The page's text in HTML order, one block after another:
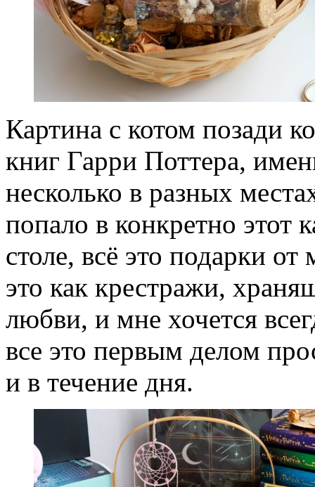
Картина с котом позади
книг Гарри Поттера,
несколько в разных
попало в конкретно этот
столе, всё это подарки
это как крестражи,
любви, и мне хочется
все это первым делом
и в течение дня.